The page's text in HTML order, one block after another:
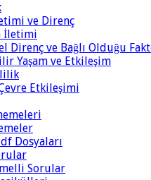
ve Direnç
İletimi
Direnç ve Bağlı Olduğu
Yaşam ve Etkileşim
Etkileşimi
Dosyaları
Sorular